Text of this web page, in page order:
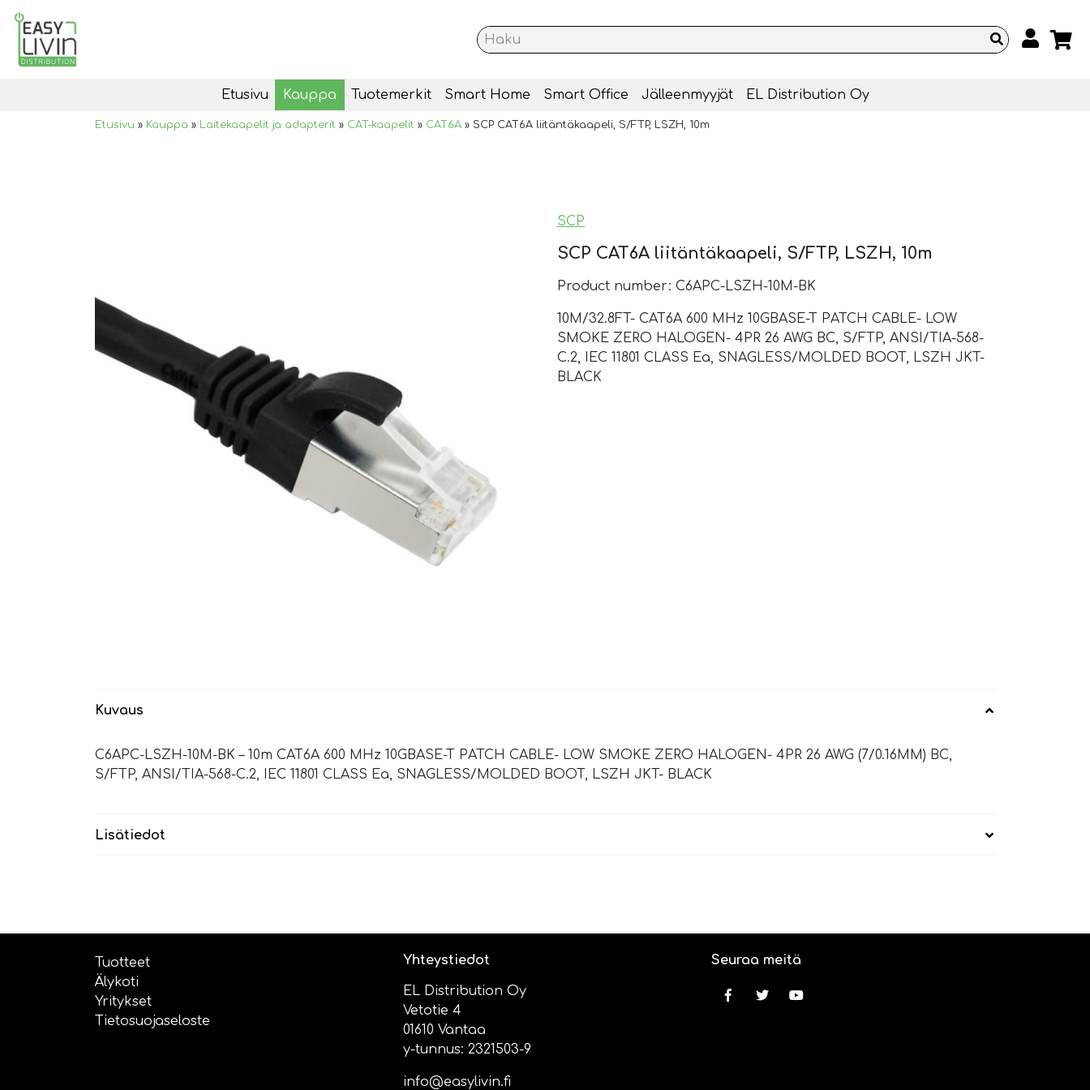
Etusivu Kauppa Tuotemerkit Smart Home Smart Office Jälleenmyyjät EL Distribution Oy
Etusivu » Kauppa » Laitekaapelit ja adapterit » CAT-kaapelit » CAT6A » SCP CAT6A liitäntäkaapeli, S/FTP, LSZH, 10m
SCP
SCP CAT6A liitäntäkaapeli, S/FTP, LSZH, 10m
Product number: C6APC-LSZH-10M-BK
10M/32.8FT- CAT6A 600 MHz 10GBASE-T PATCH CABLE- LOW
SMOKE ZERO HALOGEN- 4PR 26 AWG BC, S/FTP, ANSI/TIA-568-
C.2, IEC 11801 CLASS Ea, SNAGLESS/MOLDED BOOT, LSZH JKT-
BLACK
Kuvaus
C6APC-LSZH-10M-BK – 10m CAT6A 600 MHz 10GBASE-T PATCH CABLE- LOW SMOKE ZERO HALOGEN- 4PR 26 AWG (7/0.16MM) BC,
S/FTP, ANSI/TIA-568-C.2, IEC 11801 CLASS Ea, SNAGLESS/MOLDED BOOT, LSZH JKT- BLACK
Lisätiedot
Tuotteet
Älykoti
Yritykset
Tietosuojaseloste
Yhteystiedot
EL Distribution Oy
Vetotie 4
01610 Vantaa
y-tunnus: 2321503-9
info@easylivin.fi
Seuraa meitä